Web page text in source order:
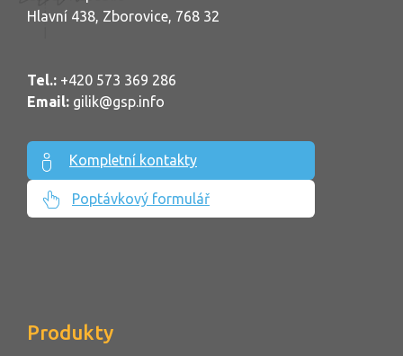
Hlavní 438, Zborovice, 768 32
Tel.: +420 573 369 286
Email: gilik@gsp.info
Kompletní kontakty
Poptávkový formulář
Produkty